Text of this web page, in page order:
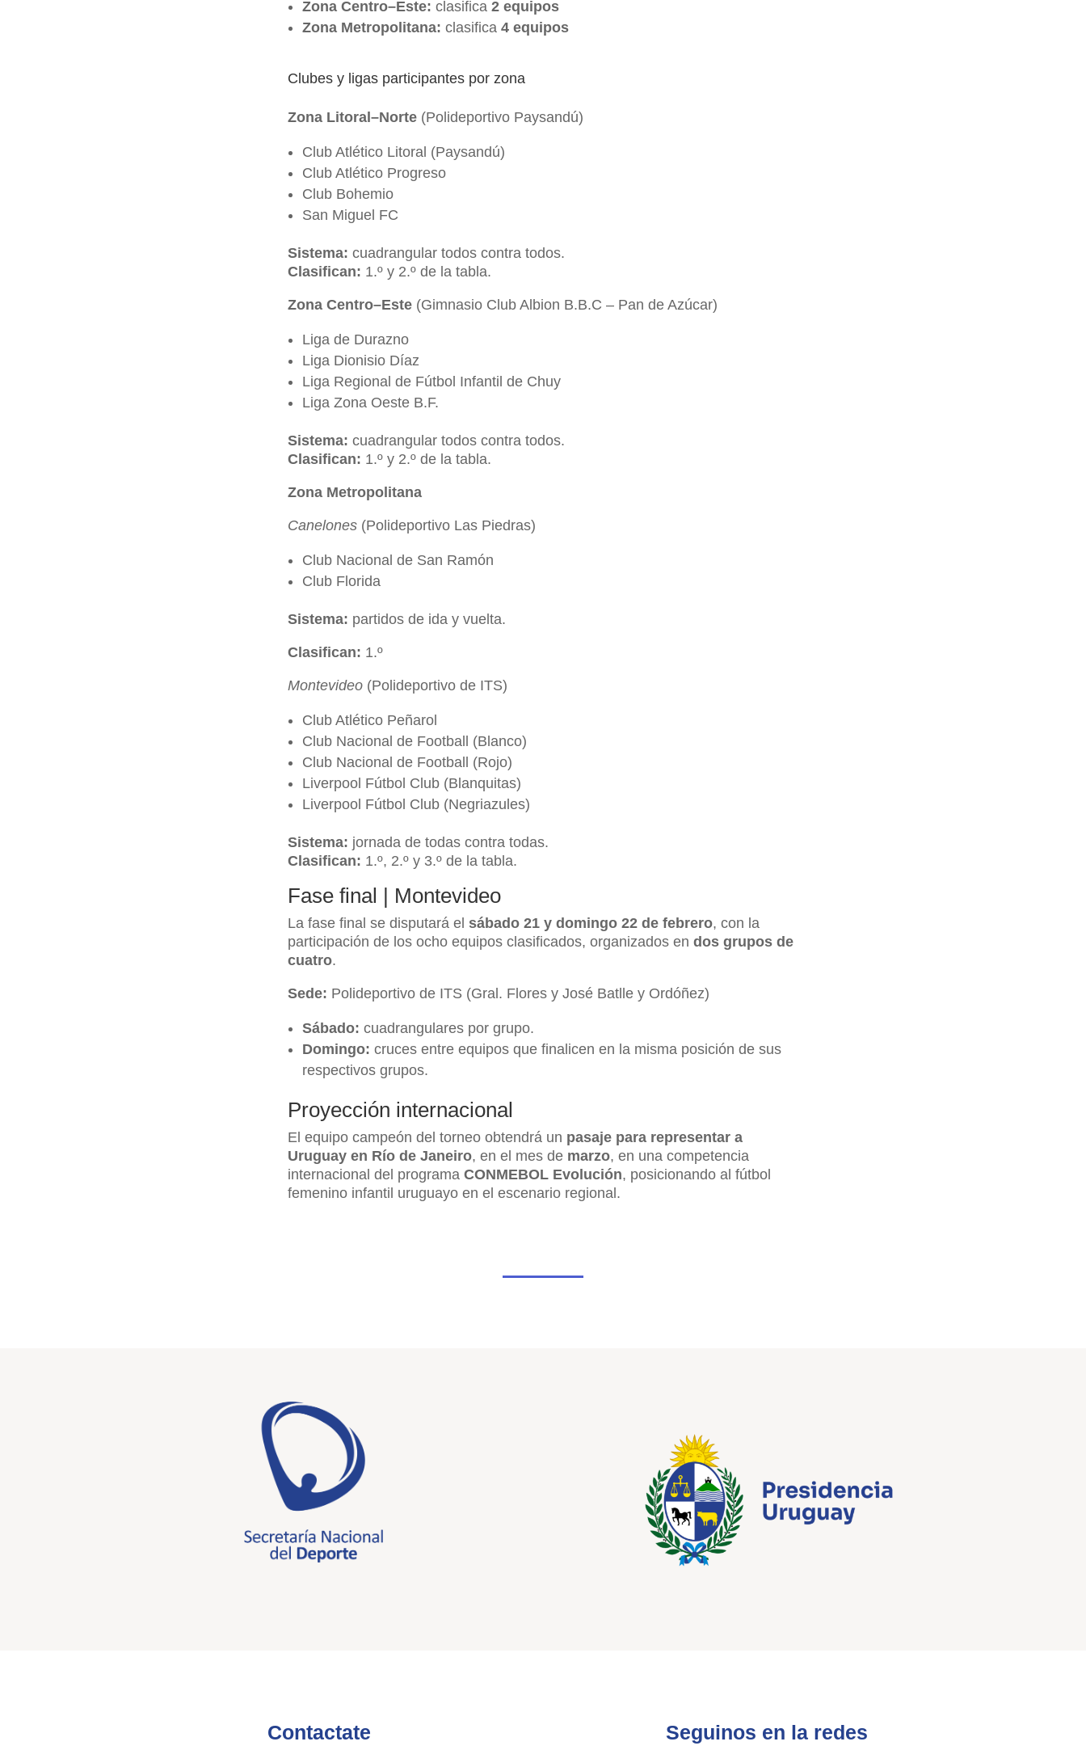
Zona Centro–Este: clasifica 2 equipos
Zona Metropolitana: clasifica 4 equipos
Clubes y ligas participantes por zona
Zona Litoral–Norte (Polideportivo Paysandú)
Club Atlético Litoral (Paysandú)
Club Atlético Progreso
Club Bohemio
San Miguel FC
Sistema: cuadrangular todos contra todos.
Clasifican: 1.º y 2.º de la tabla.
Zona Centro–Este (Gimnasio Club Albion B.B.C – Pan de Azúcar)
Liga de Durazno
Liga Dionisio Díaz
Liga Regional de Fútbol Infantil de Chuy
Liga Zona Oeste B.F.
Sistema: cuadrangular todos contra todos.
Clasifican: 1.º y 2.º de la tabla.
Zona Metropolitana
Canelones (Polideportivo Las Piedras)
Club Nacional de San Ramón
Club Florida
Sistema: partidos de ida y vuelta.
Clasifican: 1.º
Montevideo (Polideportivo de ITS)
Club Atlético Peñarol
Club Nacional de Football (Blanco)
Club Nacional de Football (Rojo)
Liverpool Fútbol Club (Blanquitas)
Liverpool Fútbol Club (Negriazules)
Sistema: jornada de todas contra todas.
Clasifican: 1.º, 2.º y 3.º de la tabla.
Fase final | Montevideo
La fase final se disputará el sábado 21 y domingo 22 de febrero, con la
participación de los ocho equipos clasificados, organizados en dos grupos de
cuatro.
Sede: Polideportivo de ITS (Gral. Flores y José Batlle y Ordóñez)
Sábado: cuadrangulares por grupo.
Domingo: cruces entre equipos que finalicen en la misma posición de sus
respectivos grupos.
Proyección internacional
El equipo campeón del torneo obtendrá un pasaje para representar a
Uruguay en Río de Janeiro, en el mes de marzo, en una competencia
internacional del programa CONMEBOL Evolución, posicionando al fútbol
femenino infantil uruguayo en el escenario regional.
Contactate Seguinos en la redes